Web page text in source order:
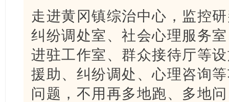
走进黄冈镇综治中心，监控
纠纷调处室、社会心理服务
进驻工作室、群众接待厅等
援助、纠纷调处、心理咨询
问题，不用再多地跑、多地